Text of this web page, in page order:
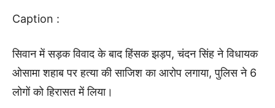
Caption :
सिवान में सड़क विवाद के बाद हिंसक झड़प, चंदन सिंह ने विधायक
ओसामा शहाब पर हत्या की साजिश का आरोप लगाया, पुलिस ने 6
लोगों को हिरासत में लिया।